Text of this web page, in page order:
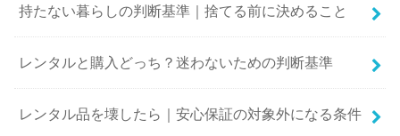
持たない暮らしの判断基準｜捨てる前に決めること
レンタルと購入どっち？迷わないための判断基準
レンタル品を壊したら｜安心保証の対象外になる条件